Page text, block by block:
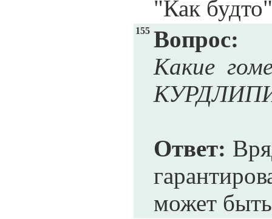
"Как
155 Вопрос:
Какие
Ответ:
может